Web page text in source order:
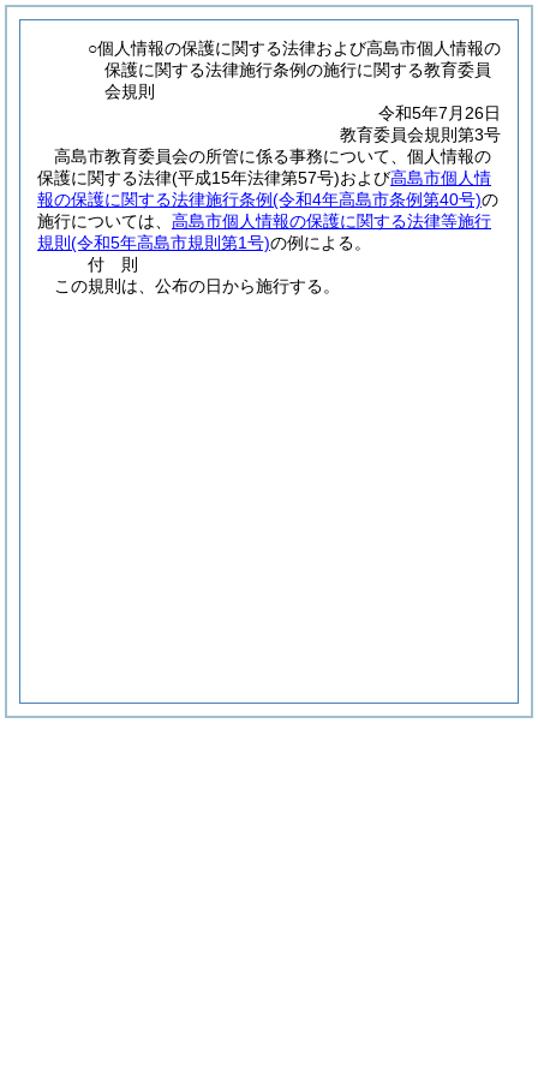
○個人情報の保護に関する法律および高島市個人情報の
保護に関する法律施行条例の施行に関する教育委員
会規則
令和5年7月26日
教育委員会規則第3号
高島市教育委員会の所管に係る事務について、個人情報の
保護に関する法律(平成15年法律第57号)および高島市個人情
報の保護に関する法律施行条例(令和4年高島市条例第40号)の
施行については、 高島市個人情報の保護に関する法律等施行
規則 (令和5年高島市規則第1号)の例による。
付 則
この規則は、公布の日から施行する。